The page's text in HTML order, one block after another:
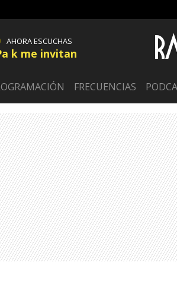
AHORA ESCUCHAS
k me invitan
FRECUENCIAS